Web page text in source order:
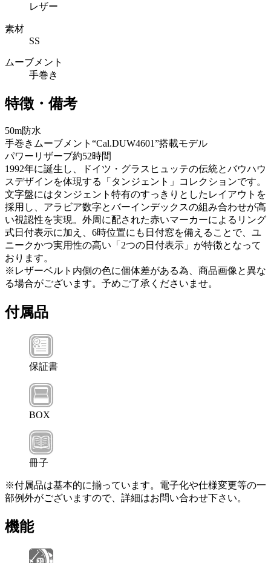
レザー
素材
SS
ムーブメント
手巻き
特徴・備考
50m防水
手巻きムーブメント“Cal.DUW4601”搭載モデル
パワーリザーブ約52時間
1992年に誕生し、ドイツ・グラスヒュッテの伝統とバウハウ
スデザインを体現する「タンジェント」コレクションです。
文字盤にはタンジェント特有のすっきりとしたレイアウトを
採用し、アラビア数字とバーインデックスの組み合わせが高
い視認性を実現。外周に配された赤いマーカーによるリング
式日付表示に加え、6時位置にも日付窓を備えることで、ユ
ニークかつ実用性の高い「2つの日付表示」が特徴となって
おります。
※レザーベルト内側の色に個体差がある為、商品画像と異な
る場合がございます。予めご了承くださいませ。
付属品
保証書
BOX
冊子
※付属品は基本的に揃っています。電子化や仕様変更等の一
部例外がございますので、詳細はお問い合わせ下さい。
機能